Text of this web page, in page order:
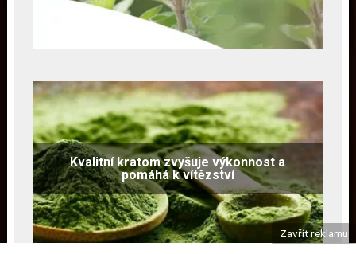
Kvalitní kratom zvyšuje výkonnost a
pomáhá k vítězství
Zavřít reklamu